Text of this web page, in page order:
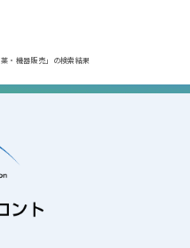
薬・機器販売」の検索結果